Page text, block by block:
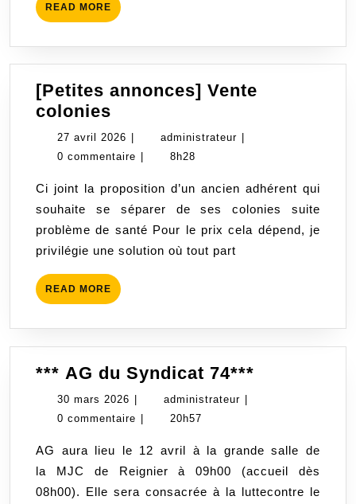
READ MORE READ
MORE
[Petites annonces] Vente
colonies
annonces]
Vente
27 avril 2026 27
avril
administrateur administrateur
0 commentaire
8h28
Ci joint la proposition d’un ancien adhérent qui
souhaite se séparer de ses colonies suite
problème de santé Pour le prix cela dépend, je
privilégie une solution où tout part
READ MORE READ
MORE
*** AG du Syndicat 74***
30 mars 2026 30
mars
| administrateur administrateur
|
0 commentaire | 20h57
AG aura lieu le 12 avril à la grande salle de
la MJC de Reignier à 09h00 (accueil dès
08h00). Elle sera consacrée à la luttecontre le